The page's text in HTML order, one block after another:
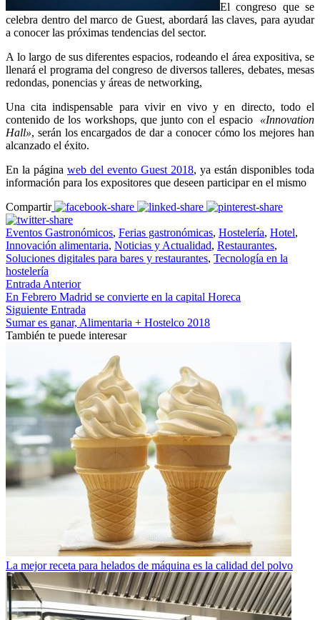
El congreso que se
celebra dentro del marco de Guest, abordará las claves, para ayudar
a conocer las próximas tendencias del sector.
A lo largo de sus diferentes espacios, rodeando el área expositiva, se
llenará el programa del congreso de diversos talleres, debates, mesas
redondas, ponencias y áreas de networking,
Una cita indispensable para vivir en vivo y en directo, todo el
contenido de los workshops, que junto con el espacio «Innovation
Hall», serán los encargados de dar a conocer cómo los mejores han
alcanzado el éxito.
En la página web del evento Guest 2018, ya están disponibles toda
información para los expositores que deseen participar en el mismo
Compartir
Eventos Gastronómicos, Ferias gastronómicas, Hostelería, Hotel,
Innovación alimentaria, Noticias y Actualidad, Restaurantes,
Soluciones digitales para bares y restaurantes, Tecnología en la
hostelería
Entrada Anterior
En Febrero Madrid se convierte en la capital Horeca
Siguiente Entrada
Sumar es ganar, Alimentaria + Hostelco 2018
También te puede interesar
La mejor receta para helados de máquina es la calidad del polvo